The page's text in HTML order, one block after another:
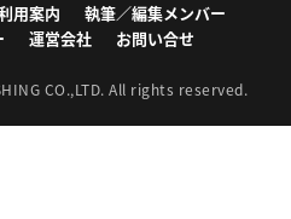
用案内
執筆／編集メンバー
運営会社 お問い合せ
CO.,LTD. All rights reserved.